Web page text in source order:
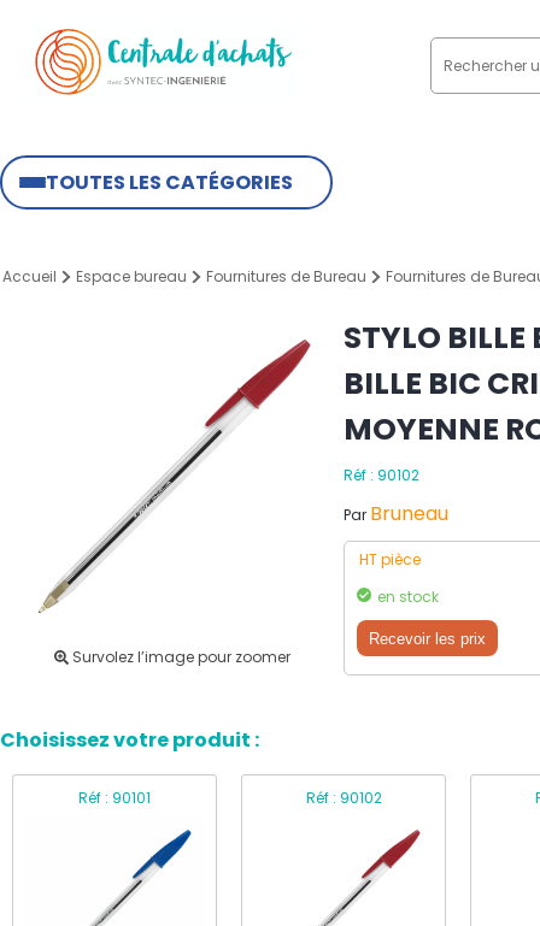
TOUTES LES CATÉGORIES
Accueil Espace bureau Fournitures de Bureau Fournitures de
Survolez l’image pour zoomer
STYLO
BILLE BIC
MOYENNE
Réf : 90102
Par Bruneau
HT pièce
en stock
Recevoir les prix
Choisissez votre produit :
Réf : 90101 Réf : 90102